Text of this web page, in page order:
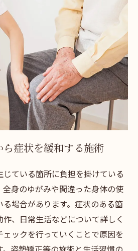
症状を緩和する施術
ている箇所に負担を掛けている
身のゆがみや間違った身体の使
場合があります。症状のある箇
、日常生活などについて詳しく
ックを行っていくことで原因を